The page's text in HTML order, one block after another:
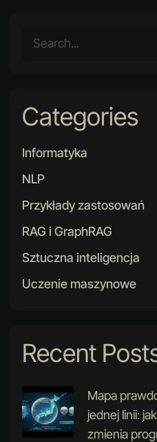
Categories
Informatyka
NLP
Przykłady zastosowań
RAG i GraphRAG
Sztuczna inteligencja
Uczenie maszynowe
Recent
Mapa
jednej linii:
zmienia